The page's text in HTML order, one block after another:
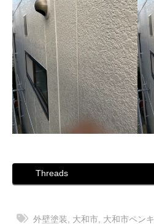
Threads
外壁塗装 大和市 大和市ペンキ